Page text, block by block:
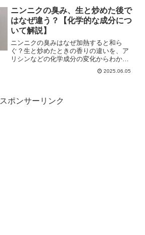
ニンニクの臭み、生と炒めた後で
はなぜ違う？【化学的な成分につ
いて解説】
ニンニクの臭みはなぜ加熱すると和ら
ぐ？生と炒めたときの香りの違いを、ア
リシンなどの化学成分の変化からわかり
2025.06.05
スポンサーリンク